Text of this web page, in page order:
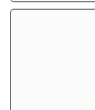
Komentar